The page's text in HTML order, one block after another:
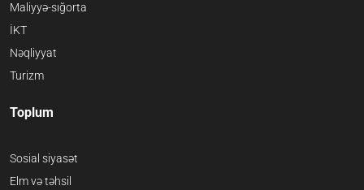
Maliyyə-sığorta
İKT
Nəqliyyat
Turizm
Toplum
Sosial siyasət
Elm və təhsil